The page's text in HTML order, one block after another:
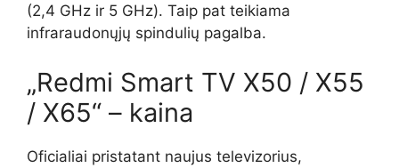
(2,4 GHz ir 5 GHz). Taip pat teikiama
infraraudonųjų spindulių pagalba.
„Redmi Smart TV X50 / X55
/ X65“ – kaina
Oficialiai pristatant naujus televizorius,